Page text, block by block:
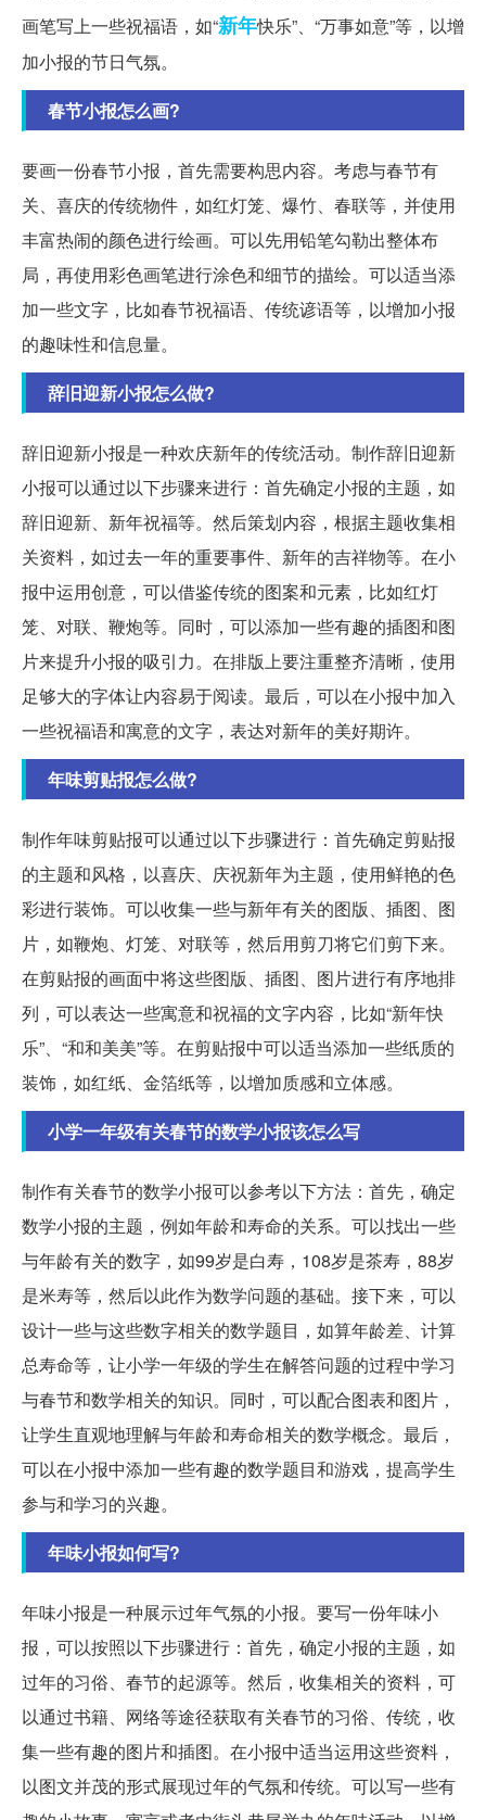
画笔写上一些祝福语，如“新年快乐”、“万事如意”等，以增
加小报的节日气氛。
春节小报怎么画?
要画一份春节小报，首先需要构思内容。考虑与春节有
关、喜庆的传统物件，如红灯笼、爆竹、春联等，并使用
丰富热闹的颜色进行绘画。可以先用铅笔勾勒出整体布
局，再使用彩色画笔进行涂色和细节的描绘。可以适当添
加一些文字，比如春节祝福语、传统谚语等，以增加小报
的趣味性和信息量。
辞旧迎新小报怎么做?
辞旧迎新小报是一种欢庆新年的传统活动。制作辞旧迎新
小报可以通过以下步骤来进行：首先确定小报的主题，如
辞旧迎新、新年祝福等。然后策划内容，根据主题收集相
关资料，如过去一年的重要事件、新年的吉祥物等。在小
报中运用创意，可以借鉴传统的图案和元素，比如红灯
笼、对联、鞭炮等。同时，可以添加一些有趣的插图和图
片来提升小报的吸引力。在排版上要注重整齐清晰，使用
足够大的字体让内容易于阅读。最后，可以在小报中加入
一些祝福语和寓意的文字，表达对新年的美好期许。
年味剪贴报怎么做?
制作年味剪贴报可以通过以下步骤进行：首先确定剪贴报
的主题和风格，以喜庆、庆祝新年为主题，使用鲜艳的色
彩进行装饰。可以收集一些与新年有关的图版、插图、图
片，如鞭炮、灯笼、对联等，然后用剪刀将它们剪下来。
在剪贴报的画面中将这些图版、插图、图片进行有序地排
列，可以表达一些寓意和祝福的文字内容，比如“新年快
乐”、“和和美美”等。在剪贴报中可以适当添加一些纸质的
装饰，如红纸、金箔纸等，以增加质感和立体感。
小学一年级有关春节的数学小报该怎么写
制作有关春节的数学小报可以参考以下方法：首先，确定
数学小报的主题，例如年龄和寿命的关系。可以找出一些
与年龄有关的数字，如99岁是白寿，108岁是茶寿，88岁
是米寿等，然后以此作为数学问题的基础。接下来，可以
设计一些与这些数字相关的数学题目，如算年龄差、计算
总寿命等，让小学一年级的学生在解答问题的过程中学习
与春节和数学相关的知识。同时，可以配合图表和图片，
让学生直观地理解与年龄和寿命相关的数学概念。最后，
可以在小报中添加一些有趣的数学题目和游戏，提高学生
参与和学习的兴趣。
年味小报如何写?
年味小报是一种展示过年气氛的小报。要写一份年味小
报，可以按照以下步骤进行：首先，确定小报的主题，如
过年的习俗、春节的起源等。然后，收集相关的资料，可
以通过书籍、网络等途径获取有关春节的习俗、传统，收
集一些有趣的图片和插图。在小报中适当运用这些资料，
以图文并茂的形式展现过年的气氛和传统。可以写一些有